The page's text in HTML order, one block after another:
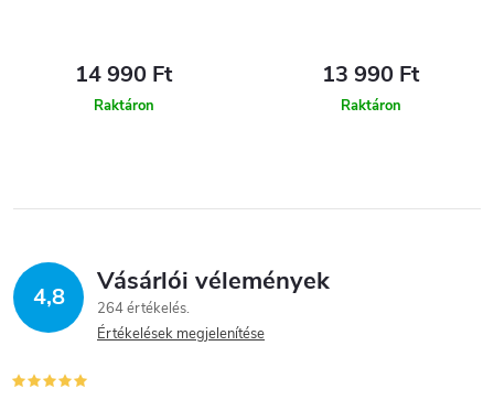
14 990 Ft
Raktáron
13 990 Ft
Raktáron
4,8 Vásárlói vélemények
264 értékelés
Értékelések megjelenítése